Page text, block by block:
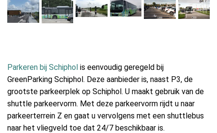
Parkeren bij Schiphol is eenvoudig geregeld bij
GreenParking Schiphol. Deze aanbieder is, naast P3, de
grootste parkeerplek op Schiphol. U maakt gebruik van de
shuttle parkeervorm. Met deze parkeervorm rijdt u naar
parkeerterrein Z en gaat u vervolgens met een shuttlebus
naar het vliegveld toe dat 24/7 beschikbaar is.